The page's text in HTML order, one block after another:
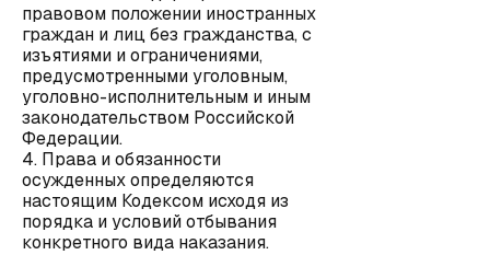
правовом положении иностранных
граждан и лиц без гражданства, с
изъятиями и ограничениями,
предусмотренными уголовным,
уголовно-исполнительным и иным
законодательством Российской
Федерации.
4. Права и обязанности
осужденных определяются
настоящим Кодексом исходя из
порядка и условий отбывания
конкретного вида наказания.